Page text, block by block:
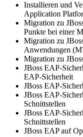
Installieren und
Application
Migration zu
Punkte bei einer
Migration zu
Anwendungen
Migration zu
JBoss EAP-
EAP-Sicherheit
JBoss EAP-
JBoss EAP-
Schnittstellen
JBoss EAP-
Schnittstellen
JBoss EAP auf